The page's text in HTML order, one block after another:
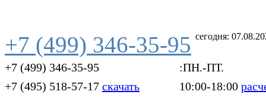
сегодня:
+7 (499) 346-35-95
+7 (499) 346-35-95
+7 (495) 518-57-17 скачать
:ПН.-ПТ.
10:00-18:00